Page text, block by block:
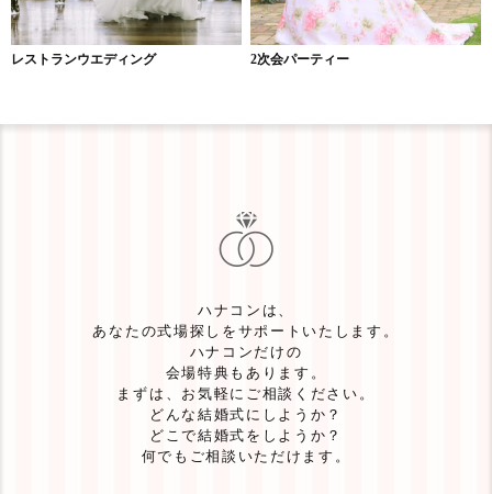
レストランウエディング 2次会パーティー
ハナコンは、
あなたの式場探しをサポートいたします。
ハナコンだけの
会場特典もあります。
まずは、お気軽にご相談ください。
どんな結婚式にしようか？
どこで結婚式をしようか？
何でもご相談いただけます。